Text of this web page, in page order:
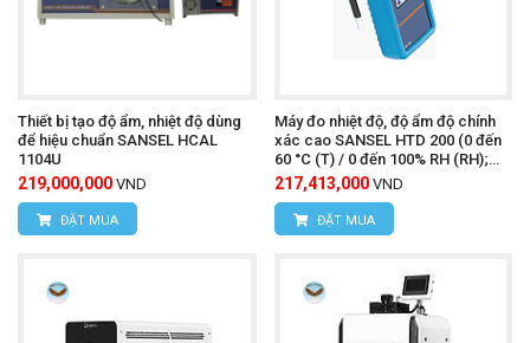
Thiết bị tạo độ ẩm, nhiệt độ dùng
để hiệu chuẩn SANSEL HCAL
1104U
219,000,000 VND
ĐẶT MUA
Máy đo nhiệt độ, độ ẩm độ chính
xác cao SANSEL HTD 200 (0 đến
60 °C (T) / 0 đến 100% RH (RH);
0.01 °C /% RH)
217,413,000 VND
ĐẶT MUA